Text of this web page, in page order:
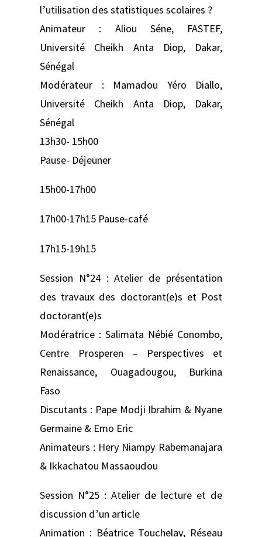
l’utilisation des statistiques scolaires ?
Animateur : Aliou Séne, FASTEF,
Université Cheikh Anta Diop, Dakar,
Sénégal
Modérateur : Mamadou Yéro Diallo,
Université Cheikh Anta Diop, Dakar,
Sénégal
13h30- 15h00
Pause- Déjeuner
15h00-17h00
17h00-17h15 Pause-café
17h15-19h15
Session N°24 : Atelier de présentation
des travaux des doctorant(e)s et Post
doctorant(e)s
Modératrice : Salimata Nébié Conombo,
Centre Prosperen – Perspectives et
Renaissance, Ouagadougou, Burkina
Faso
Discutants : Pape Modji Ibrahim & Nyane
Germaine & Emo Eric
Animateurs : Hery Niampy Rabemanajara
& Ikkachatou Massaoudou
Session N°25 : Atelier de lecture et de
discussion d’un article
Animation : Béatrice Touchelay, Réseau